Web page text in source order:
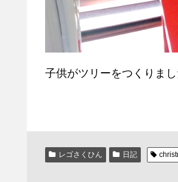
子供がツリーをつくりま
レゴさくひん 日記